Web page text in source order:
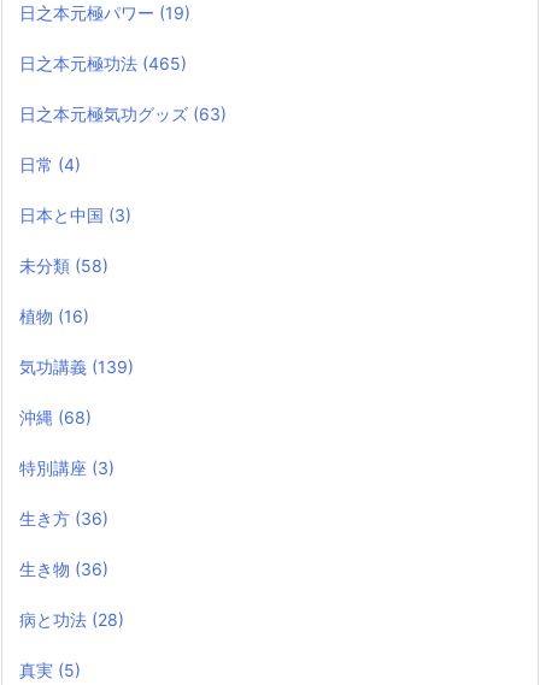
日之本元極パワー (19)
日之本元極功法 (465)
日之本元極気功グッズ (63)
日常 (4)
日本と中国 (3)
未分類 (58)
植物 (16)
気功講義 (139)
沖縄 (68)
特別講座 (3)
生き方 (36)
生き物 (36)
病と功法 (28)
真実 (5)